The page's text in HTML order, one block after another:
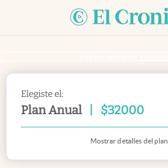
Elegiste el:
Plan Anual $32000
Mostrar detalles del plan